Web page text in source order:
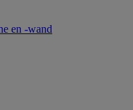
en -wand